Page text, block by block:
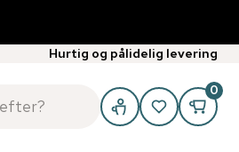
Hurtig og pålidelig levering
0